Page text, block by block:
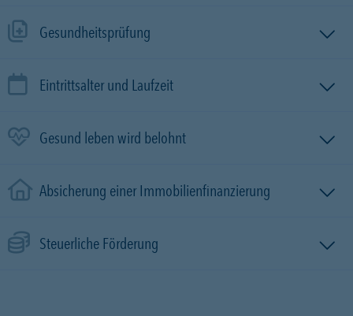
Gesundheitsprüfung
Eintrittsalter und Laufzeit
Gesund leben wird belohnt
Absicherung einer Immobilien­finanzierung
Steuerliche Förderung